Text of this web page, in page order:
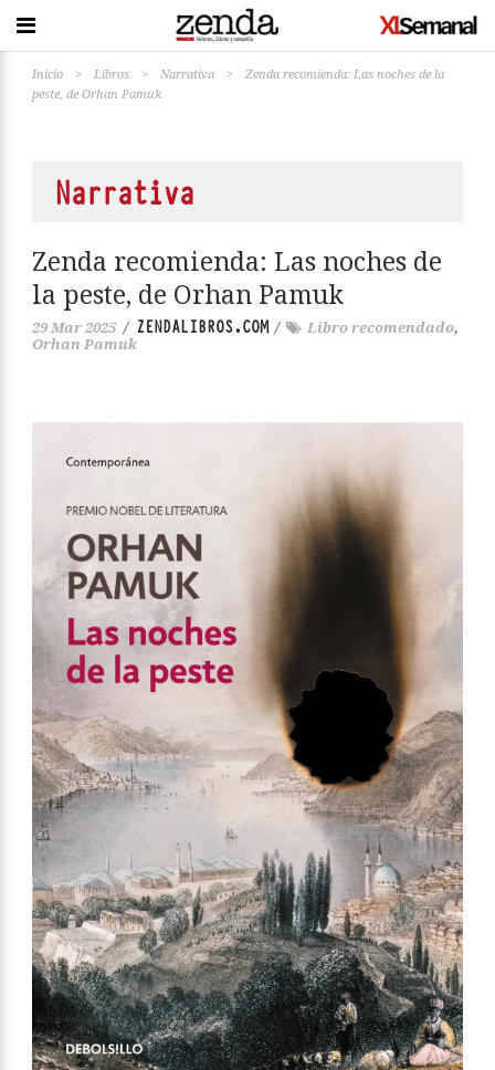
Inicio > Libros > Narrativa >
Zenda recomienda: Las noches de la
peste, de Orhan Pamuk
Narrativa
Zenda recomienda: Las noches de
la peste, de Orhan Pamuk
29 Mar 2025 / ZENDALIBROS.COM/ Libro recomendado,
Orhan Pamuk